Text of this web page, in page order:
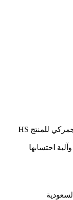
شروط الشحن الدولي وتفعيل كود التنسيق الجمركي للمنتج HS
احتسابها